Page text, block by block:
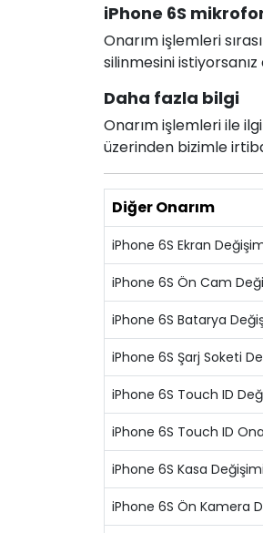
iPhone 6S
Onarım işlemleri
silinmesini
Daha fazla bilgi
Onarım işlemleri ile
üzerinden bizimle
Diğer Onarım
iPhone 6S Ekran
iPhone 6S Ön Cam
iPhone 6S Batarya
iPhone 6S Şarj Soketi
iPhone 6S Touch ID
iPhone 6S Touch ID
iPhone 6S Kasa Değişimi
iPhone 6S Ön Kamera